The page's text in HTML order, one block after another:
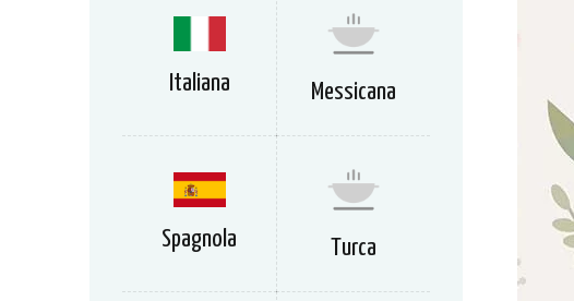
Italiana Messicana
Spagnola Turca